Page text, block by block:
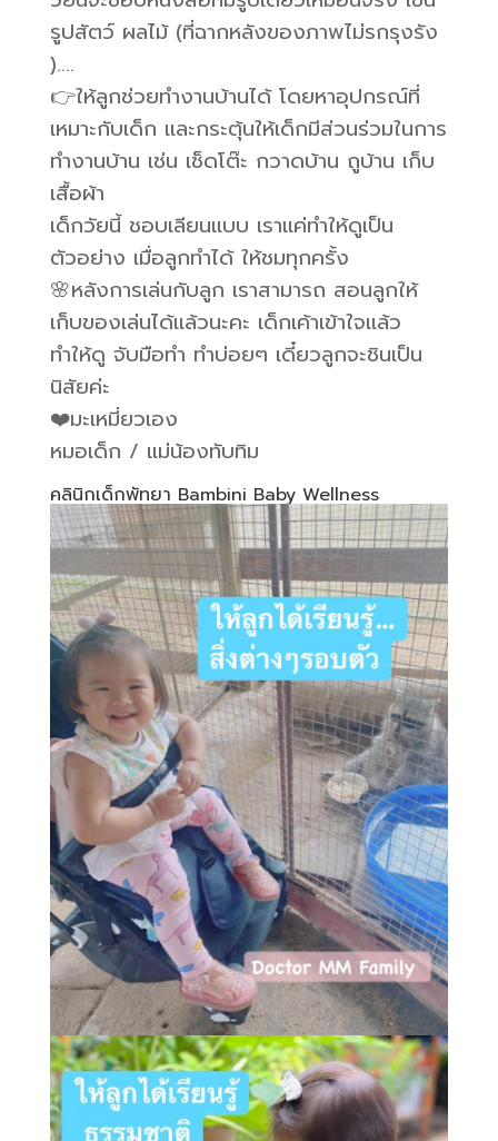
รูปสัตว์ ผลไม้ (ที่ฉากหลังของภาพไม่รกรุงรัง
)….
👉ให้ลูกช่วยทำงานบ้านได้ โดยหาอุปกรณ์ที่
เหมาะกับเด็ก และกระตุ้นให้เด็กมีส่วนร่วมในการ
ทำงานบ้าน เช่น เช็ดโต๊ะ กวาดบ้าน ถูบ้าน เก็บ
เสื้อผ้า
เด็กวัยนี้ ชอบเลียนแบบ เราแค่ทำให้ดูเป็น
ตัวอย่าง เมื่อลูกทำได้ ให้ชมทุกครั้ง
🌸หลังการเล่นกับลูก เราสามารถ สอนลูกให้
เก็บของเล่นได้แล้วนะคะ เด็กเค้าเข้าใจแล้ว
ทำให้ดู จับมือทำ ทำบ่อยๆ เดี๋ยวลูกจะชินเป็น
นิสัยค่ะ
❤️มะเหมี่ยวเอง
หมอเด็ก / แม่น้องทับทิม
คลินิกเด็กพัทยา Bambini Baby Wellness